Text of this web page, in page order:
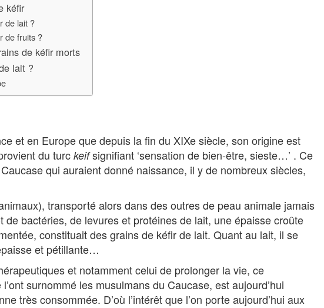
kéfir
de lait ?
de fruits ?
de kéfir morts
lait ?
et en Europe que depuis la fin du XIXe siècle, son origine est
du turc keifsignifiant ‘sensation de bien-être, sieste…’ . Ce
qui auraient donné naissance, il y de nombreux siècles,
transporté alors dans des outres de peau animale jamais
de bactéries, de levures et protéines de lait, une épaisse croûte
constituait des grains de kéfir de lait. Quant au lait, il se
et pétillante…
et notamment celui de prolonger la vie, ce
l’ont surnommé les musulmans du Caucase, est aujourd’hui
très consommée. D’où l’intérêt que l’on porte aujourd’hui aux